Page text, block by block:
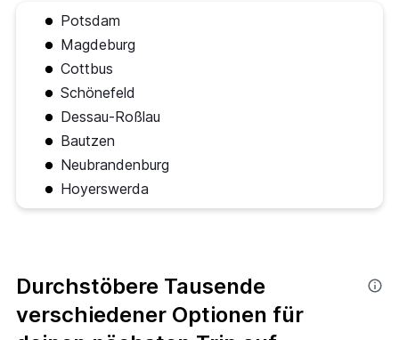
Potsdam
Magdeburg
Cottbus
Schönefeld
Dessau-Roßlau
Bautzen
Neubrandenburg
Hoyerswerda
Durchstöbere Tausende
verschiedener Optionen für